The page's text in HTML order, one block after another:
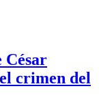
César
crimen del